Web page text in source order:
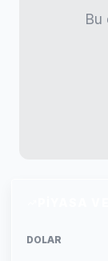
Bu
DOLAR